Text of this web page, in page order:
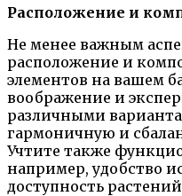
Расположение и
Не менее важным
расположение и
элементов на вашем
воображение и
различными
гармоничную и
Учтите также
например, удобство
доступность